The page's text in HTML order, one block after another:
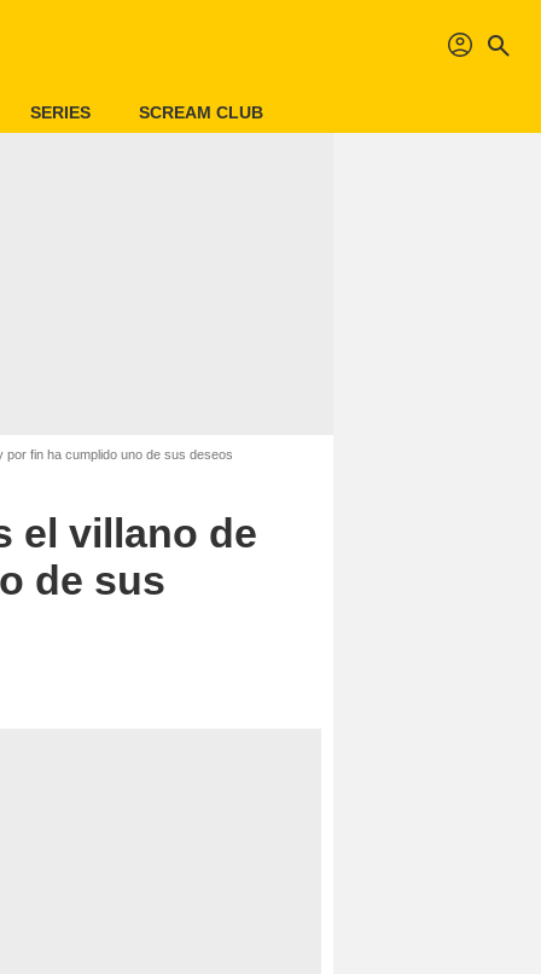
profil search
SERIES SCREAM CLUB
fin ha cumplido uno de sus deseos
el villano de
de sus